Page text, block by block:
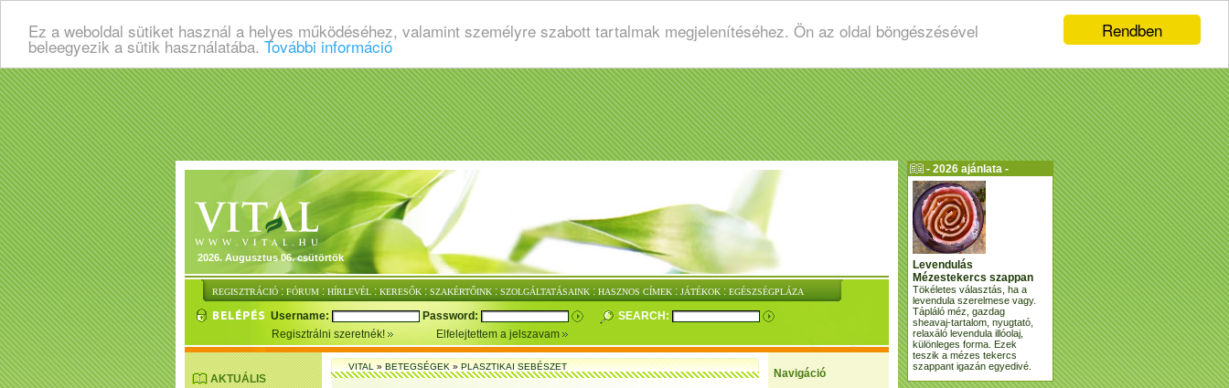
Rendben
Ez a weboldal sütiket használ a helyes működéséhez, valamint személyre szabott tartalmak megjelenítéséhez. Ön az oldal böngészésével
beleegyezik a sütik használatába. További információ
2026. Augusztus 06. csütörtök
REGISZTRÁCIÓ : FÓRUM : HÍRLEVÉL : KERESŐK : SZAKÉRTŐINK : SZOLGÁLTATÁSAINK : HASZNOS CÍMEK : JÁTÉKOK : EGÉSZSÉGPLÁZA
Username: Password:
SEARCH:
Regisztrálni szeretnék!
Elfelejtettem a jelszavam
Navigáció
AKTUÁLIS
VITAL»BETEGSÉGEK»PLASZTIKAI SEBÉSZET
- 2026 ajánlata -
Levendulás
Mézestekercs szappan
Tökéletes választás, ha a
levendula szerelmese vagy.
Tápláló méz, gazdag
sheavaj-tartalom, nyugtató,
relaxáló levendula illóolaj,
különleges forma. Ezek
teszik a mézes tekercs
szappant igazán egyedivé.